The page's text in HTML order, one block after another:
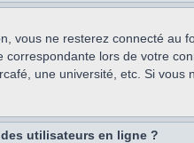
vous ne resterez connecté au
lors de votre
une université, etc. Si vous
utilisateurs en ligne ?